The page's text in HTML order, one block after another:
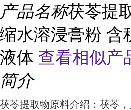
产品名称茯苓提
缩水溶浸膏粉 含
液体 查看相似产
简介
茯苓提取物原料介绍：茯苓